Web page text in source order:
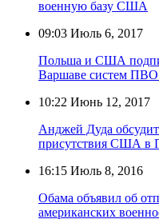
военную базу США
09:03 Июль 6, 2017
Польша и США
Варшаве систем ПВО
10:22 Июнь 12, 2017
Анджей Дуда
присутствия США в
16:15 Июль 8, 2016
Обама объявил об
американских